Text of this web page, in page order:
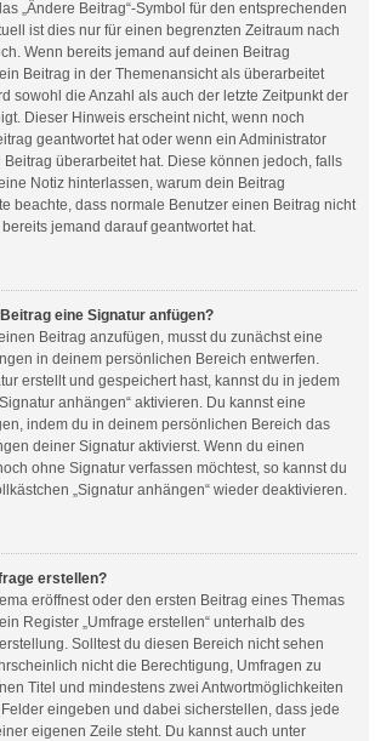
„Ändere Beitrag“-Symbol für den entsprechenden
ist dies nur für einen begrenzten Zeitraum nach
Wenn bereits jemand auf deinen Beitrag
Beitrag in der Themenansicht als überarbeitet
sowohl die Anzahl als auch der letzte Zeitpunkt der
Dieser Hinweis erscheint nicht, wenn noch
geantwortet hat oder wenn ein Administrator
überarbeitet hat. Diese können jedoch, falls
Notiz hinterlassen, warum dein Beitrag
beachte, dass normale Benutzer einen Beitrag nicht
jemand darauf geantwortet hat.
eine Signatur anfügen?
Beitrag anzufügen, musst du zunächst eine
in deinem persönlichen Bereich entwerfen.
erstellt und gespeichert hast, kannst du in jedem
anhängen“ aktivieren. Du kannst eine
indem du in deinem persönlichen Bereich das
deiner Signatur aktivierst. Wenn du einen
ohne Signatur verfassen möchtest, so kannst du
„Signatur anhängen“ wieder deaktivieren.
erstellen?
eröffnest oder den ersten Beitrag eines Themas
Register „Umfrage erstellen“ unterhalb des
Solltest du diesen Bereich nicht sehen
nicht die Berechtigung, Umfragen zu
Titel und mindestens zwei Antwortmöglichkeiten
eingeben und dabei sicherstellen, dass jede
eigenen Zeile steht. Du kannst auch unter